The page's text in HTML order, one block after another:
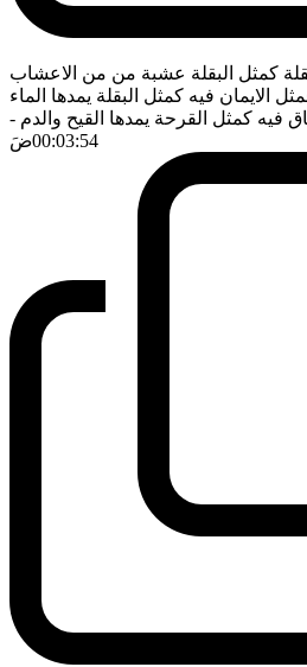
كمثل البقلة عشبة من من الاعشاب
الايمان فيه كمثل البقلة يمدها الماء
فيه كمثل القرحة يمدها القيح والدم -
00:03:54ضَ